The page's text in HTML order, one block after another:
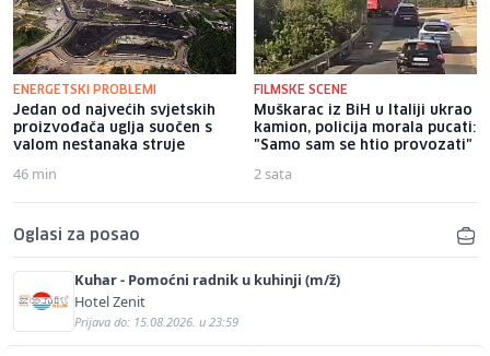
ENERGETSKI PROBLEMI
Jedan od najvećih svjetskih
proizvođača uglja suočen s
valom nestanaka struje
46 min
FILMSKE SCENE
Muškarac iz BiH u Italiji ukrao
kamion, policija morala pucati:
"Samo sam se htio provozati"
2 sata
Oglasi za posao
Kuhar - Pomoćni radnik u kuhinji (m/ž)
Hotel Zenit
Prijava do: 15.08.2026. u 23:59